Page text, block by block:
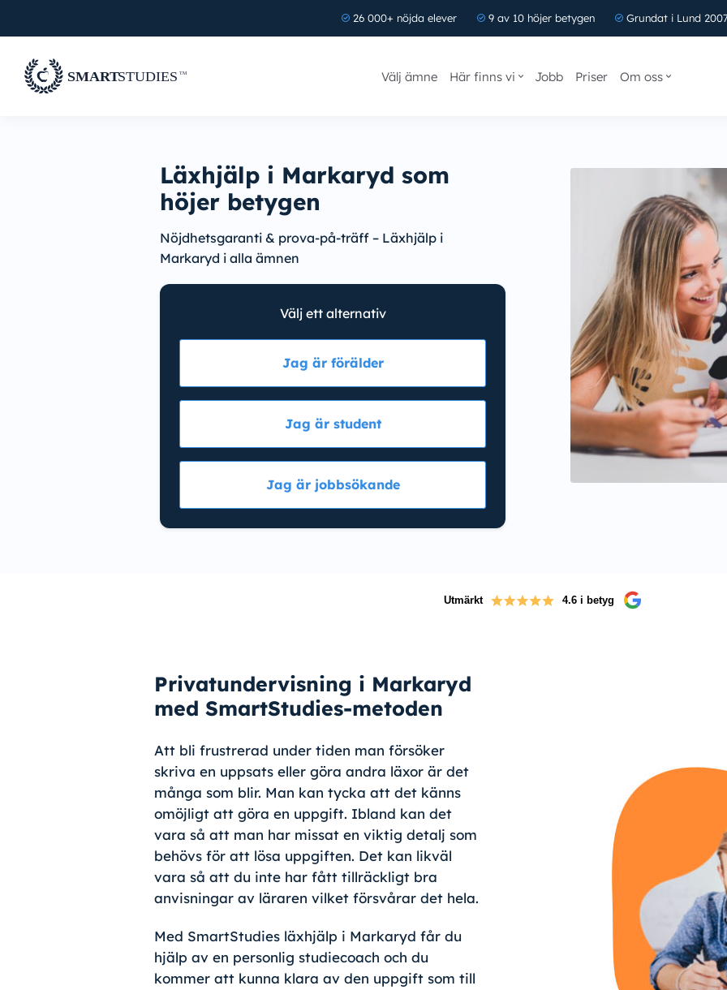
26 000+ nöjda elever 9 av 10 höjer betygen Grundat i Lund 2007
Välj ämne Här finns vi Jobb Priser Om oss
Läxhjälp i Markaryd som
höjer betygen
Nöjdhetsgaranti & prova-på-träff – Läxhjälp i
Markaryd i alla ämnen
Välj ett alternativ
Jag är förälder
Jag är student
Jag är jobbsökande
Utmärkt 4.6 i betyg
Privatundervisning i Markaryd
med SmartStudies-metoden
Att bli frustrerad under tiden man försöker
skriva en uppsats eller göra andra läxor är det
många som blir. Man kan tycka att det känns
omöjligt att göra en uppgift. Ibland kan det
vara så att man har missat en viktig detalj som
behövs för att lösa uppgiften. Det kan likväl
vara så att du inte har fått tillräckligt bra
anvisningar av läraren vilket försvårar det hela.
Med SmartStudies läxhjälp i Markaryd får du
hjälp av en personlig studiecoach och du
kommer att kunna klara av den uppgift som till